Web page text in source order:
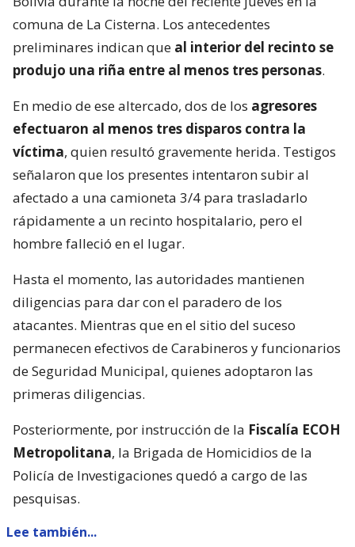
comuna de La Cisterna. Los antecedentes
preliminares indican que al interior del recinto se
produjo una riña entre al menos tres personas.
En medio de ese altercado, dos de los agresores
efectuaron al menos tres disparos contra la
víctima, quien resultó gravemente herida. Testigos
señalaron que los presentes intentaron subir al
afectado a una camioneta 3/4 para trasladarlo
rápidamente a un recinto hospitalario, pero el
hombre falleció en el lugar.
Hasta el momento, las autoridades mantienen
diligencias para dar con el paradero de los
atacantes. Mientras que en el sitio del suceso
permanecen efectivos de Carabineros y funcionarios
de Seguridad Municipal, quienes adoptaron las
primeras diligencias.
Posteriormente, por instrucción de la Fiscalía ECOH
Metropolitana, la Brigada de Homicidios de la
Policía de Investigaciones quedó a cargo de las
pesquisas.
Lee también...